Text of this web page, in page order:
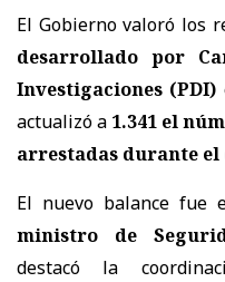
El Gobierno valoró los
desarrollado por
Investigaciones (PDI)
actualizó a 1.341 el
arrestadas durante el
El nuevo balance fue
ministro de
destacó la